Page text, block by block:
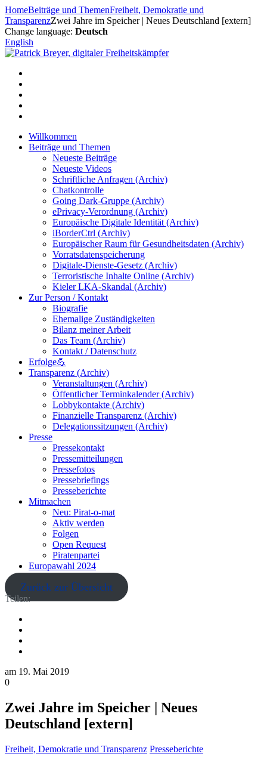
Zum
Inhalt
springen
HomeBeiträge und ThemenFreiheit, Demokratie und
TransparenzZwei Jahre im Speicher | Neues Deutschland [extern]
Change language: Deutsch
English
Willkommen
Beiträge und Themen
Neueste Beiträge
Neueste Videos
Schriftliche Anfragen (Archiv)
Chatkontrolle
Going Dark-Gruppe (Archiv)
ePrivacy-Verordnung (Archiv)
Europäische Digitale Identität (Archiv)
iBorderCtrl (Archiv)
Europäischer Raum für Gesundheitsdaten (Archiv)
Vorratsdatenspeicherung
Digitale-Dienste-Gesetz (Archiv)
Terroristische Inhalte Online (Archiv)
Kieler LKA-Skandal (Archiv)
Zur Person / Kontakt
Biografie
Ehemalige Zuständigkeiten
Bilanz meiner Arbeit
Das Team (Archiv)
Kontakt / Datenschutz
Erfolge💪
Transparenz (Archiv)
Veranstaltungen (Archiv)
Öffentlicher Terminkalender (Archiv)
Lobbykontakte (Archiv)
Finanzielle Transparenz (Archiv)
Delegationssitzungen (Archiv)
Presse
Pressekontakt
Pressemitteilungen
Pressefotos
Pressebriefings
Presseberichte
Mitmachen
Neu: Pirat-o-mat
Aktiv werden
Folgen
Open Request
Piratenpartei
Europawahl 2024
Zurück zur Übersicht
Teilen:
am 19. Mai 2019
0
Zwei Jahre im Speicher | Neues
Deutschland [extern]
Freiheit, Demokratie und Transparenz Presseberichte